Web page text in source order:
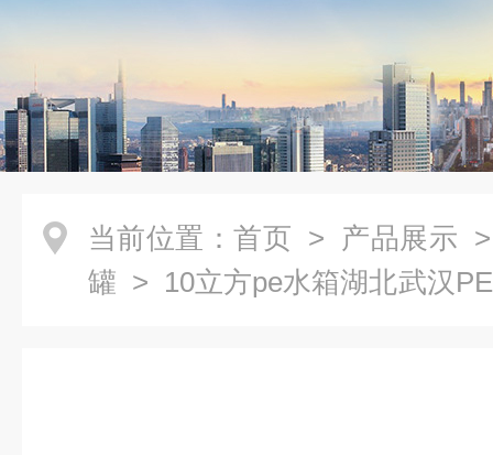
当前位置： 首页 > 产品展示
罐 > 10立方pe水箱湖北武汉